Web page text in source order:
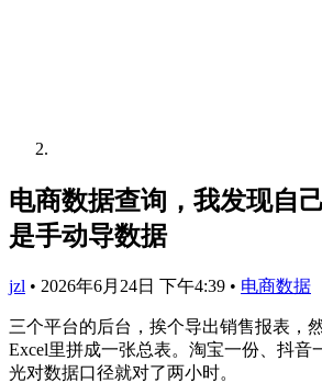
电商数据查询，我发现自
是手动导数据
jzl • 2026年6月24日 下午4:39 • 电商数据
三个平台的后台，挨个导出销售报表，
Excel里拼成一张总表。淘宝一份、抖音
光对数据口径就对了两小时。